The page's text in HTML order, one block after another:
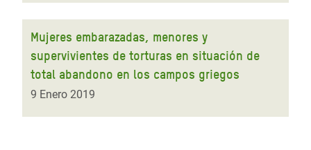
navegación
Mujeres embarazadas, menores y
supervivientes de torturas en situación de
total abandono en los campos griegos
9 Enero 2019